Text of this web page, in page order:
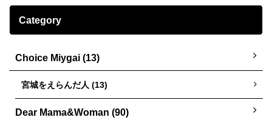
Category
Choice Miygai (13)
宮城をえらんだ人 (13)
Dear Mama&Woman (90)